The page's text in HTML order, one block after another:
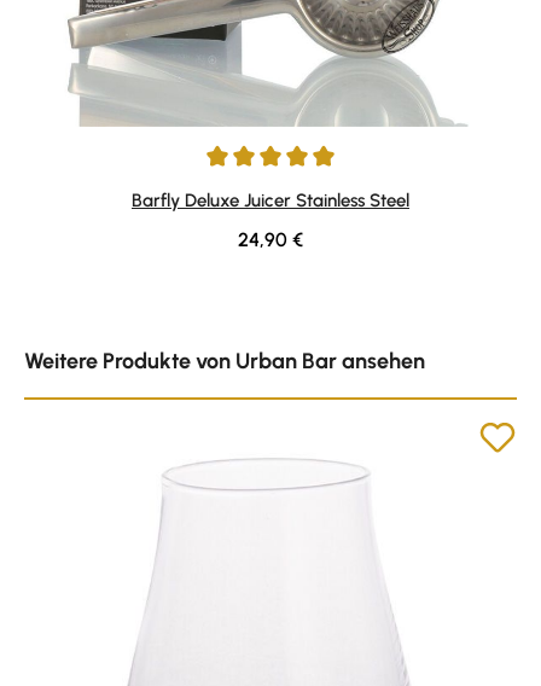
Durchschnittliche Bewertung von 5 von 5 Sternen
Barfly Deluxe Juicer Stainless Steel
Regulärer Preis:
24,90 €
Weitere Produkte von Urban Bar ansehen